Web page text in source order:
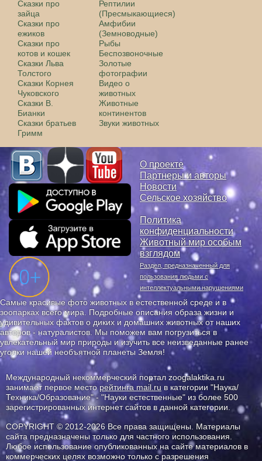
Сказки про
зайца
Сказки про
ежиков
Сказки про
котов и кошек
Сказки Льва
Толстого
Сказки Корнея
Чуковского
Сказки В.
Бианки
Сказки братьев
Гримм
Рептилии
(Пресмыкающиеся)
Амфибии
(Земноводные)
Рыбы
Беспозвоночные
Золотые
фотографии
Видео о
животных
Животные
континентов
Звуки животных
О проекте
Партнеры и авторы
Новости
Сельское хозяйство
Политика
конфиденциальности
Животный мир особым
взглядом
Раздел, предназначенный для
пользования людьми с
интеллектуальными нарушениями
Самые красивые фото животных в естественной среде и в
зоопарках всего мира. Подробные описания образа жизни и
удивительных фактов о диких и домашних животных от наших
авторов - натуралистов. Мы поможем вам погрузиться в
увлекательный мир природы и изучить все неизведанные ранее
уголки нашей необъятной планеты Земля!
Международный некоммерческий портал zoogalaktika.ru
занимает первое месторейтинга mail.ru в категории "Наука/
Техника/Образование" - "Науки естественные" из более 500
зарегистрированных интернет сайтов в данной категории.
COPYRIGHT © 2012-2026 Все права защищены. Материалы
сайта предназначены только для частного использования.
Любое использование опубликованных на сайте материалов в
коммерческих целях возможно только с разрешения